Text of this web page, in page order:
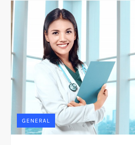
GENERAL